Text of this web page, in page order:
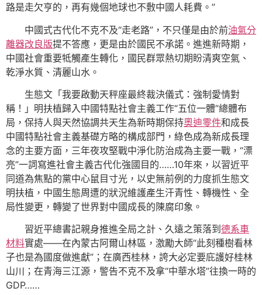
路是走欠亨的，再有幾個地球也不敷中國人耗費。”
中國式古代化不克不及“走老路”，不只僅是由於前油氣分
離器改良版提不答應，更是由於國民不承諾。進進新時期，
中國社會重要牴觸產生轉化，國民群眾熱切期盼清爽空氣、
乾淨水質、清麗山水。
生態文「我要啟動天秤座最終裁決儀式：強制愛情對
稱！」明扶植歸入中國特點社會主義工作“五位一體”總體布
局，保持人與天然協調共天生為新時期保持奧迪零件和成長
中國特點社會主義基礎方略的構成部門，綠色成為新成長理
念的主要方面，三年夜攻堅戰中淨化防治成為主要一戰，“漂
亮”一詞寫進社會主義古代化強國目的……10年來，以習近平
同道為焦點的黨中心鼠目寸光，以史無前例的力度抓生態文
明扶植，中國生態周遭的狀況維護產生汗青性、轉機性、全
局性變更，轉變了世界對中國成長的陳腐印象。
習近平總書記親身推進全局之計、久遠之策落到 德系車
材料實處——在內蒙古阿爾山林區，激勵大師“此刻種樹看林
子也是為國度做進獻”；在廣西桂林，誇大必定要庇護好桂林
山川；在青海三江源，警告不克不及拿“中華水塔”往換一時的
GDP……